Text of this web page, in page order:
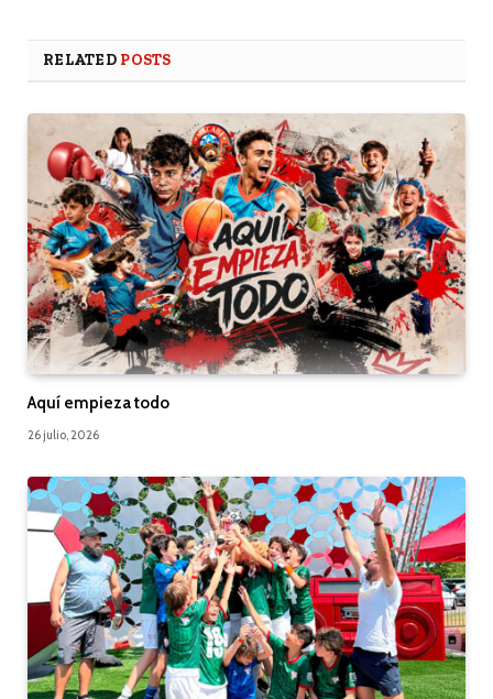
RELATED POSTS
Aquí empieza todo
26 julio, 2026